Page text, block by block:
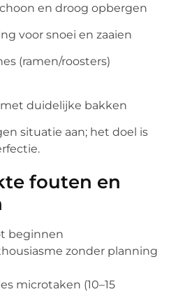
en droog opbergen
voor snoei en zaaien
(ramen/roosters)
duidelijke bakken
situatie aan; het doel is
fouten en
beginnen
zonder planning
microtaken (10–15